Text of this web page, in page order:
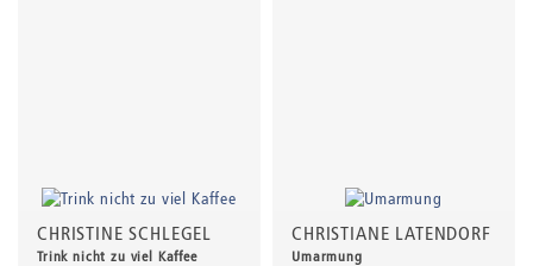
CHRISTINE SCHLEGEL
Trink nicht zu viel Kaffee
CHRISTIANE LATENDORF
Umarmung